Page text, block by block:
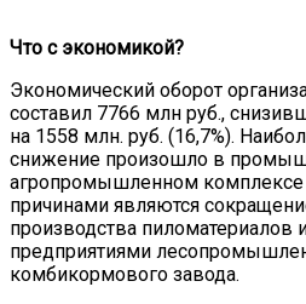
Что с экономикой?
Экономический оборот
составил 7766 млн руб.,
на 1558 млн. руб. (16,7%).
снижение произошло в
агропромышленном
причинами являются
производства
предприятиями
комбикормового завода.